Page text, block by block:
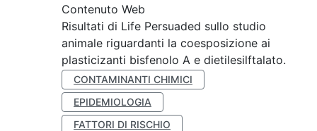
Contenuto Web
Risultati di Life Persuaded sullo studio
animale riguardanti la coesposizione ai
plasticizanti bisfenolo A e dietilesilftalato.
CONTAMINANTI CHIMICI
EPIDEMIOLOGIA
FATTORI DI RISCHIO